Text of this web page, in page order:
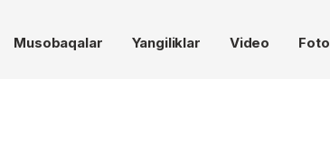
Musobaqalar Yangiliklar Video Foto